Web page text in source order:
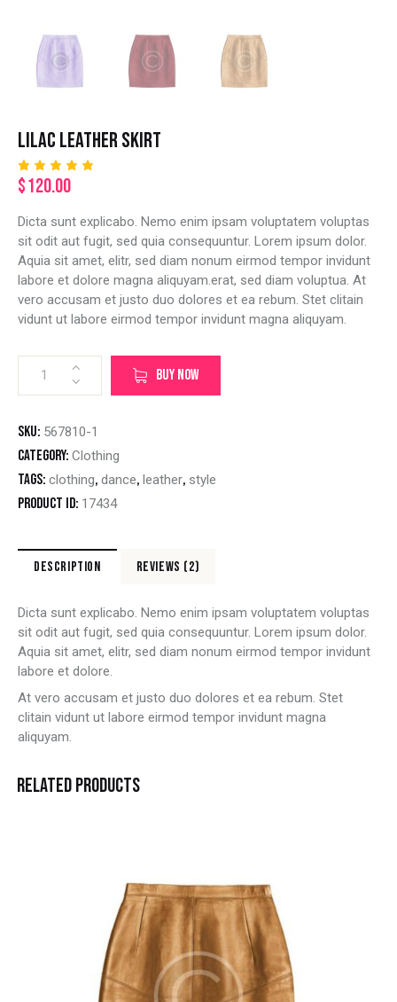
LILAC LEATHER SKIRT
Rated
5.00out
based
2
custome
r
ratings
$120.00
Dicta sunt explicabo. Nemo enim ipsam voluptatem voluptas
sit odit aut fugit, sed quia consequuntur. Lorem ipsum dolor.
Aquia sit amet, elitr, sed diam nonum eirmod tempor invidunt
labore et dolore magna aliquyam.erat, sed diam voluptua. At
vero accusam et justo duo dolores et ea rebum. Stet clitain
vidunt ut labore eirmod tempor invidunt magna aliquyam.
BUY NOW
SKU: 567810-1
Category: Clothing
Tags: clothing, dance, leather, style
Product ID: 17434
DESCRIPTION REVIEWS (2)
Dicta sunt explicabo. Nemo enim ipsam voluptatem voluptas
sit odit aut fugit, sed quia consequuntur. Lorem ipsum dolor.
Aquia sit amet, elitr, sed diam nonum eirmod tempor invidunt
labore et dolore.
At vero accusam et justo duo dolores et ea rebum. Stet
clitain vidunt ut labore eirmod tempor invidunt magna
aliquyam.
RELATED PRODUCTS